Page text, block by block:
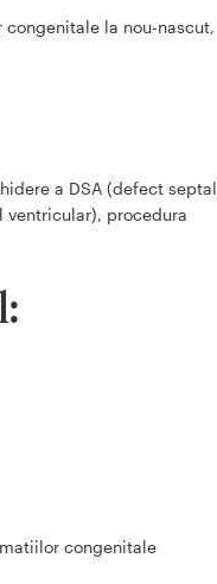
la nou-nascut,
a DSA (defect septal
procedura
:
congenitale